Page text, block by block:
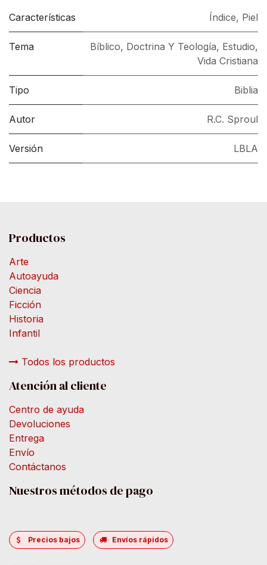
Características Índice, Piel
Tema Bíblico, Doctrina Y Teología, Estudio,
Vida Cristiana
Tipo Biblia
Autor R.C. Sproul
Versión LBLA
Productos
Arte
Autoayuda
Ciencia
Ficción
Historia
Infantil
Todos los productos
Atención al cliente
Centro de ayuda
Devoluciones
Entrega
Envío
Contáctanos
Nuestros métodos de pago
Precios bajos Envíos rápidos